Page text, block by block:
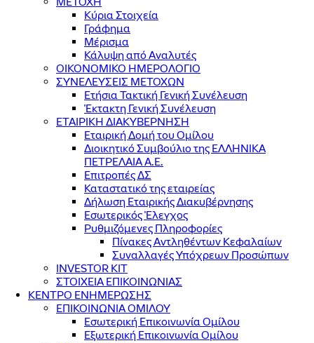
Κύρια Στοιχεία
Γράφημα
Μέρισμα
Κάλυψη από Αναλυτές
ΟΙΚΟΝΟΜΙΚΟ ΗΜΕΡΟΛΟΓΙΟ
ΣΥΝΕΛΕΥΣΕΙΣ ΜΕΤΟΧΩΝ
Ετήσια Τακτική Γενική Συνέλευση
Έκτακτη Γενική Συνέλευση
ΕΤΑΙΡΙΚΗ ΔΙΑΚΥΒΕΡΝΗΣΗ
Εταιρική Δομή του Ομίλου
Διοικητικό Συμβούλιο της ΕΛΛΗΝΙΚΑ
ΠΕΤΡΕΛΑΙΑ Α.Ε.
Επιτροπές ΔΣ
Καταστατικό της εταιρείας
Δήλωση Εταιρικής Διακυβέρνησης
Εσωτερικός Έλεγχος
Ρυθμιζόμενες Πληροφορίες
Πίνακες Αντληθέντων Κεφαλαίων
Συναλλαγές Υπόχρεων Προσώπων
INVESTOR KIT
ΣΤΟΙΧΕΙΑ ΕΠΙΚΟΙΝΩΝΙΑΣ
ΚΕΝΤΡΟ ΕΝΗΜΕΡΩΣΗΣ
ΕΠΙΚΟΙΝΩΝΙΑ ΟΜΙΛΟΥ
Εσωτερική Επικοινωνία Ομίλου
Εξωτερική Επικοινωνία Ομίλου